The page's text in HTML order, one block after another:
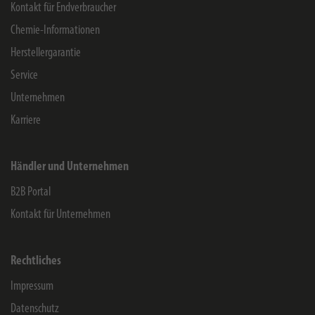
Kontakt für Endverbraucher
Chemie-Informationen
Herstellergarantie
Service
Unternehmen
Karriere
Händler und Unternehmen
B2B Portal
Kontakt für Unternehmen
Rechtliches
Impressum
Datenschutz